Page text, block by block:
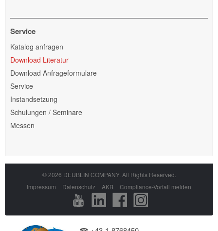
Service
Navigation
überspringen
Katalog anfragen
Download Literatur
Download Anfrageformulare
Service
Instandsetzung
Schulungen / Seminare
Messen
© 2026 DEUBLIN COMPANY. All Rights Reserved.
Navigation
überspringen
Impressum Datenschutz AKB Compliance-Vorfall melden